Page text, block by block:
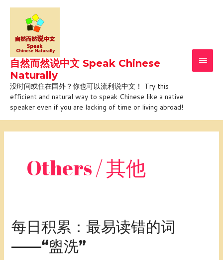
Skip
content
自然而然说中文 Speak Chinese
Naturally
没时间或住在国外？你也可以流利说中文！ Try this
efficient and natural way to speak Chinese like a native
speaker even if you are lacking of time or living abroad!
Others / 其他
每日积累：最易读错的词
——“盥洗”
每
日